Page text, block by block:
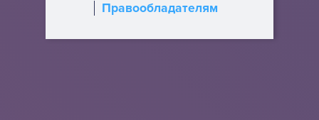
Правообладателям